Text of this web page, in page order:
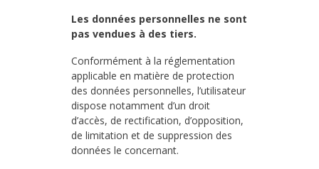
Les données personnelles ne sont
pas vendues à des tiers.
Conformément à la réglementation
applicable en matière de protection
des données personnelles, l’utilisateur
dispose notamment d’un droit
d’accès, de rectification, d’opposition,
de limitation et de suppression des
données le concernant.